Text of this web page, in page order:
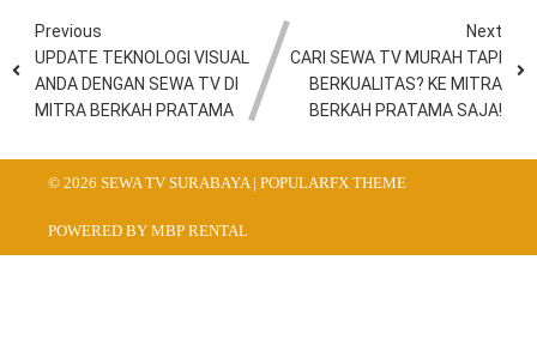
Previous
UPDATE TEKNOLOGI VISUAL
ANDA DENGAN SEWA TV DI
MITRA BERKAH PRATAMA
Next
CARI SEWA TV MURAH TAPI
BERKUALITAS? KE MITRA
BERKAH PRATAMA SAJA!
© 2026 SEWA TV SURABAYA | POPULARFX THEME
POWERED BY MBP RENTAL